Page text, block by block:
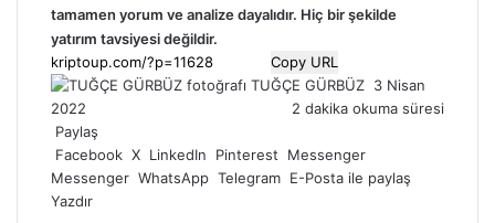
tamamen yorum ve analize dayalıdır. Hiç bir şekilde
yatırım tavsiyesi değildir.
Copy URL
TUĞÇE GÜRBÜZ Bir
e-
3 Nisan
2022
2 dakika okuma süresi
Paylaş
Facebook X LinkedIn Pinterest
Messenger
Messenger WhatsApp Telegram E-Posta ile paylaş
Yazdır